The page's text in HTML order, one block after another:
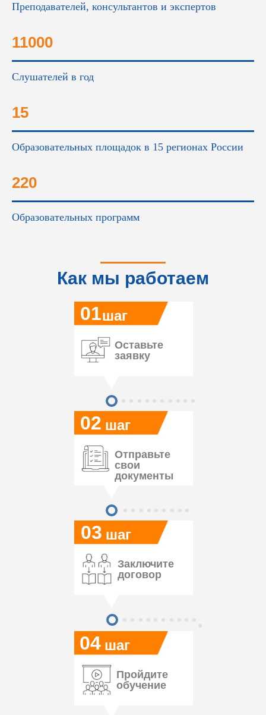
Преподавателей, консультантов и экспертов
11000
Слушателей в год
15
Образовательных площадок в 15 регионах России
220
Образовательных программ
Как мы работаем
04
03
02
01
Оставьте
заявку
шаг
шаг
шаг
шаг
Отправьте
свои
документы
Заключите
договор
Пройдите
обучение